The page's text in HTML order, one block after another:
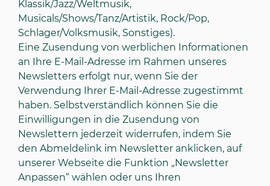
Klassik/Jazz/Weltmusik,
Musicals/Shows/Tanz/Artistik, Rock/Pop,
Schlager/Volksmusik, Sonstiges).
Eine Zusendung von werblichen Informationen
an Ihre E-Mail-Adresse im Rahmen unseres
Newsletters erfolgt nur, wenn Sie der
Verwendung Ihrer E-Mail-Adresse zugestimmt
haben. Selbstverständlich können Sie die
Einwilligungen in die Zusendung von
Newslettern jederzeit widerrufen, indem Sie
den Abmeldelink im Newsletter anklicken, auf
unserer Webseite die Funktion „Newsletter
Anpassen“ wählen oder uns Ihren